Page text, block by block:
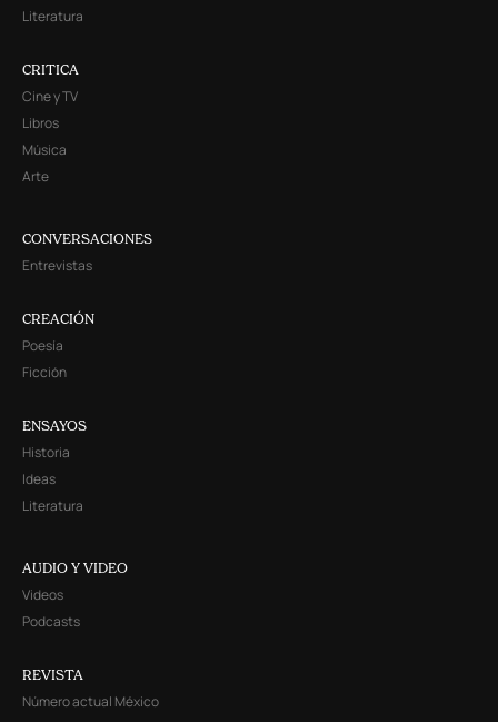
Literatura
CRITICA
Cine y TV
Libros
Música
Arte
CONVERSACIONES
Entrevistas
CREACIÓN
Poesía
Ficción
ENSAYOS
Historia
Ideas
Literatura
AUDIO Y VIDEO
Videos
Podcasts
REVISTA
Número actual México